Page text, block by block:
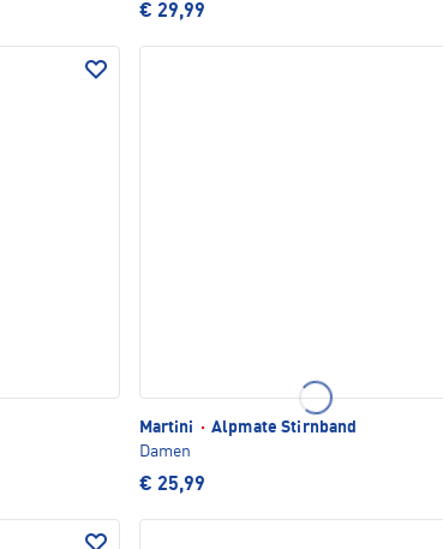
€ 29,99
Martini · Alpmate Stirnband
Damen
€ 25,99